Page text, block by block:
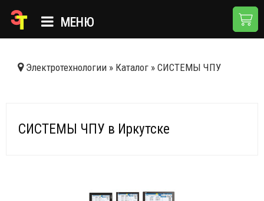
МЕНЮ
ПРИМЕНЕНИЯ
Электротехнологии » Каталог » СИСТЕМЫ ЧПУ
СИСТЕМЫ ЧПУ в Иркутске